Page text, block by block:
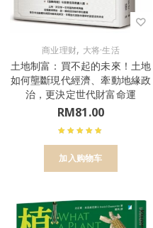
商业理财, 大将·生活
土地制富：買不起的未來！土地
如何壟斷現代經濟、牽動地緣政
治，更決定世代財富命運
RM81.00
加入购物车